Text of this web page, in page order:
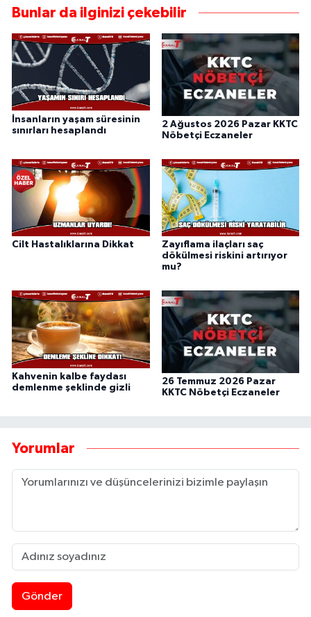
Bunlar da ilginizi çekebilir
İnsanların yaşam süresinin
sınırları hesaplandı
2 Ağustos 2026 Pazar KKTC
Nöbetçi Eczaneler
Cilt Hastalıklarına Dikkat
Zayıflama ilaçları saç
dökülmesi riskini artırıyor
mu?
Kahvenin kalbe faydası
demlenme şeklinde gizli
26 Temmuz 2026 Pazar
KKTC Nöbetçi Eczaneler
Yorumlar
Gönder